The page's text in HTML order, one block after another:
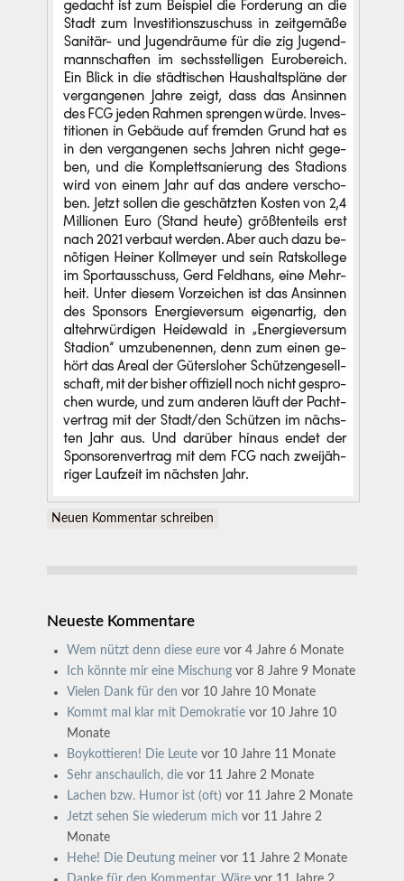
Neuen Kommentar schreiben
Neueste Kommentare
Wem nützt denn diese eure vor 4 Jahre 6 Monate
Ich könnte mir eine Mischung vor 8 Jahre 9 Monate
Vielen Dank für den vor 10 Jahre 10 Monate
Kommt mal klar mit Demokratie vor 10 Jahre 10
Monate
Boykottieren! Die Leute vor 10 Jahre 11 Monate
Sehr anschaulich, die vor 11 Jahre 2 Monate
Lachen bzw. Humor ist (oft) vor 11 Jahre 2 Monate
Jetzt sehen Sie wiederum mich vor 11 Jahre 2
Monate
Hehe! Die Deutung meiner vor 11 Jahre 2 Monate